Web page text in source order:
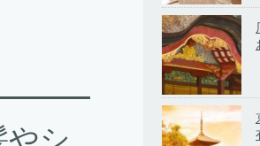
シ